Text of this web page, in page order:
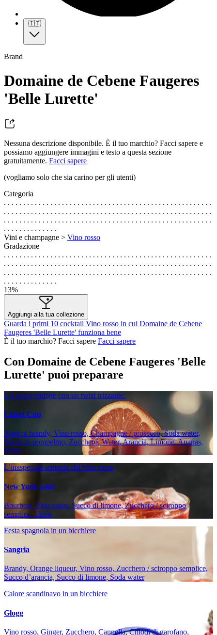
🇮🇹
Brand
Domaine de Cebene Faugeres
'Belle Lurette'
Nessuna descrizione disponibile. È il tuo marchio? Facci sapere e
possiamo aggiungere immagini e testo a questa sezione
gratuitamente. Facci sapere
(vogliamo solo che sia carino per gli utenti)
Categoria
. . . . . . . . . . . . . . . . . . . . . . . . . . . . . . . . . . . . . . . . . . . . . . . . . . . . . .
. . . . . . . . . . . . . . . . . . . . . . . . . . . . . . . . . . . . . . . . . . . . . . . . . . . . . .
. . . . . . . . . . . . . . . . . . . . . . . . . . . . . . . . . . . . . . . . . . . . . . . . . . . . . .
. . . . . . . . . . . . . .
Vini e champagne > Vino rosso
Gradazione
. . . . . . . . . . . . . . . . . . . . . . . . . . . . . . . . . . . . . . . . . . . . . . . . . . . . . .
. . . . . . . . . . . . . . . . . . . . . . . . . . . . . . . . . . . . . . . . . . . . . . . . . . . . . .
. . . . . . . . . . . . . . . . . . . . . . . . . . . . . . . . . . . . . . . . . . . . . . . . . . . . . .
. . . . . . . . . . . . . .
13%
Aggiungi alla tua collezione
Guarda i primi 10 cocktail Vino rosso in cui Domaine de Cebene
Faugeres 'Belle Lurette' funziona bene
È il tuo marchio? Facci sapere Facci sapere
Con Domaine de Cebene Faugeres 'Belle
Lurette' puoi preparare
Un tocco vintage con un twist frizzante.
Claret Cup
Apricot brandy, Vino rosso, Champagne / prosecco, Soda water,
Succo di pompelmo, Zucchero, Water, Arancia, Limone, Ananas,
Water
L’inaspettata armonia del vino rosso
New York Sour
Bourbon, Vino rosso, Succo di limone, Zucchero / sciroppo
semplice, Uovo
Festa spagnola in un bicchiere
Sangria
Brandy, Orange liqueur, Vino rosso, Zucchero / sciroppo semplice,
Succo d’arancia, Succo di limone, Soda water
Calore scandinavo in un bicchiere
Glogg
Vino rosso, Ginger, Zucchero, Cannella, Chiodi di garofano,